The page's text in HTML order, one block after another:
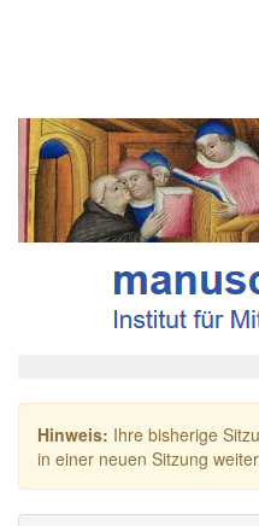
Hinweis: Ihre bisherige
in einer neuen Sitzung